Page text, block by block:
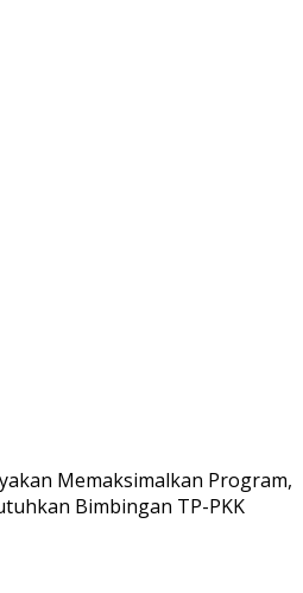
Memaksimalkan Program,
Bimbingan TP-PKK